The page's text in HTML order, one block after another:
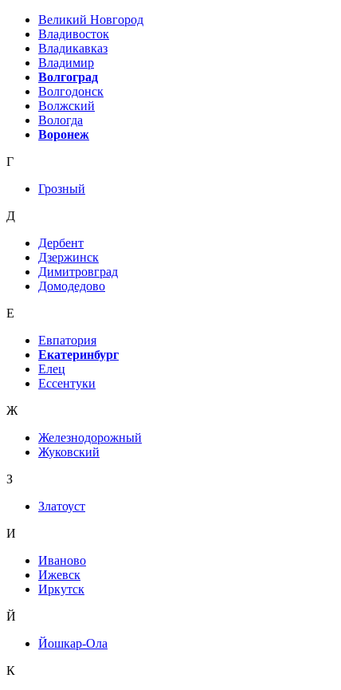
Великий Новгород
Владивосток
Владикавказ
Владимир
Волгоград
Волгодонск
Волжский
Вологда
Воронеж
Г
Грозный
Д
Дербент
Дзержинск
Димитровград
Домодедово
Е
Евпатория
Екатеринбург
Елец
Ессентуки
Ж
Железнодорожный
Жуковский
З
Златоуст
И
Иваново
Ижевск
Иркутск
Й
Йошкар-Ола
К